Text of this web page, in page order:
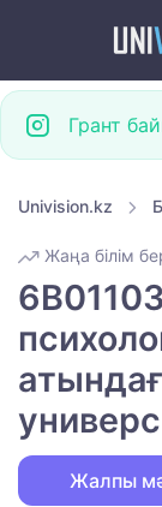
Грант
Univision.kz
Жаңа білім
Жалпы